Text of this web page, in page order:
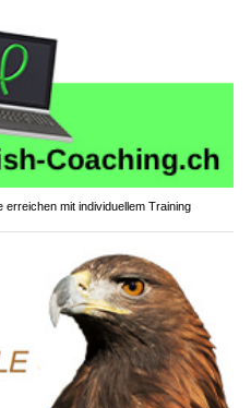
mit individuellem Training